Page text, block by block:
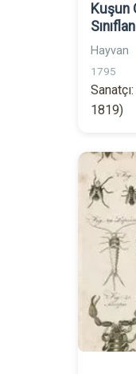
Kuşun
Hayvan
1795
1819)